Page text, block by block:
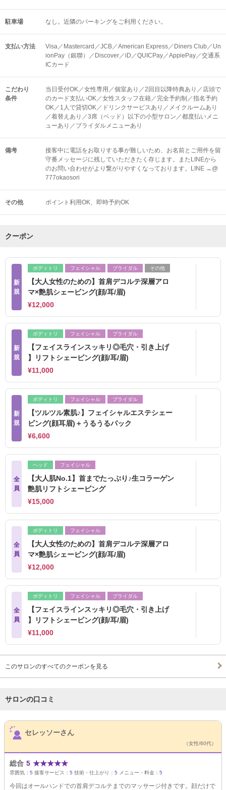
駐車場 なし。近隣のパーキングをご利用ください。
支払い方法
Visa／Mastercard／JCB／American Express／Diners Club／Un
ionPay（銀聯）／Discover／iD／QUICPay／AppiePay／交通系
ICカード
こだわり
条件
当日受付OK／女性専用／個室あり／2回目以降特典あり／店頭で
のカード支払いOK／女性スタッフ在籍／完全予約制／指名予約
OK／1人で貸切OK／ドリンクサービスあり／メイクルームあり
／着替えあり／3席（ベッド）以下の小型サロン／都度払いメニ
ューあり／ブライダルメニューあり
備考
接客中に電話をお取りする事が難しいため、お名前とご用件を留
守番メッセージに残していただきたく存じます。またLINEから
のお問い合わせがより繋がりやすくなっております。LINE →@
777okaosori
その他 ポイント利用OK 即時予約OK
クーポン
新
規
ボディトリ フェイシャル ブライダル その他
【大人女性のための】首肩デコルテ深層アロ
マ×艶肌シェービング(顔/耳/眉)
¥12,000
新
規
ボディトリ フェイシャル ブライダル
【フェイスラインスッキリ◎毛穴・引き上げ
】リフトシェービング(顔/耳/眉)
¥11,000
新
規
ボディトリ フェイシャル ブライダル
【ツルツル素肌♪】フェイシャルエステシェー
ビング(顔耳眉)＋うるうるパック
¥6,600
全
員
ヘッド フェイシャル
【大人肌No.1】首までたっぷり♪生コラーゲン
艶肌リフトシェービング
¥15,000
全
員
ボディトリ フェイシャル
【大人女性のための】首肩デコルテ深層アロ
マ×艶肌シェービング(顔/耳/眉)
¥12,000
全
員
ボディトリ フェイシャル ブライダル
【フェイスラインスッキリ◎毛穴・引き上げ
】リフトシェービング(顔/耳/眉)
¥11,000
このサロンのすべてのクーポンを見る
サロンの口コミ
サロンPick Up
セレッソーさん
（女性/60代）
総合 5 ★★★★★
雰囲気： 5 接客サービス： 5 技術・仕上がり： 5 メニュー・料金： 5
今回はオールハンドでの首肩デコルテまでのマッサージ付きです。顔だけで